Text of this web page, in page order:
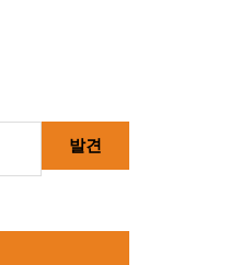
발견